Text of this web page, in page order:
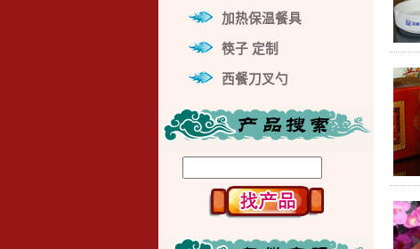
加热保温餐具
筷子 定制
西餐刀叉勺